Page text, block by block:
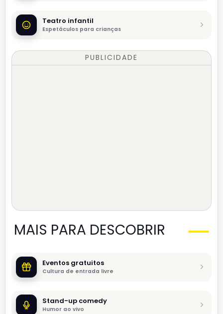
Teatro infantil
Espetáculos para crianças
PUBLICIDADE
MAIS PARA DESCOBRIR
Eventos gratuitos
Cultura de entrada livre
Stand-up comedy
Humor ao vivo